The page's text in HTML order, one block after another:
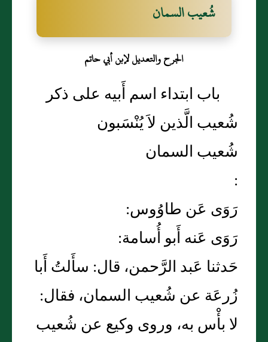
شُعيب السمان
الجرح والتعديل لإبن أبي حاتم
باب ابتداء اسم أَبيه على ذكر
شُعيب الَّذين لاَ يُنْسَبون
شُعيب السمان
:
رَوَى عَن طاوُوس:
رَوَى عَنه أَبو أُسامة:
حَدثنا عَبد الرَّحمن، قال: سأَلتُ أَبا
زُرعَة عن شُعيب السمان، فقال:
لا بأْس به، وروى وكيع عن شُعيب